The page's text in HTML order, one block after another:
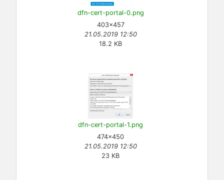
dfn-cert-portal-0.png
403×457
21.05.2019 12:50
18.2 KB
dfn-cert-portal-1.png
474×450
21.05.2019 12:50
23 KB